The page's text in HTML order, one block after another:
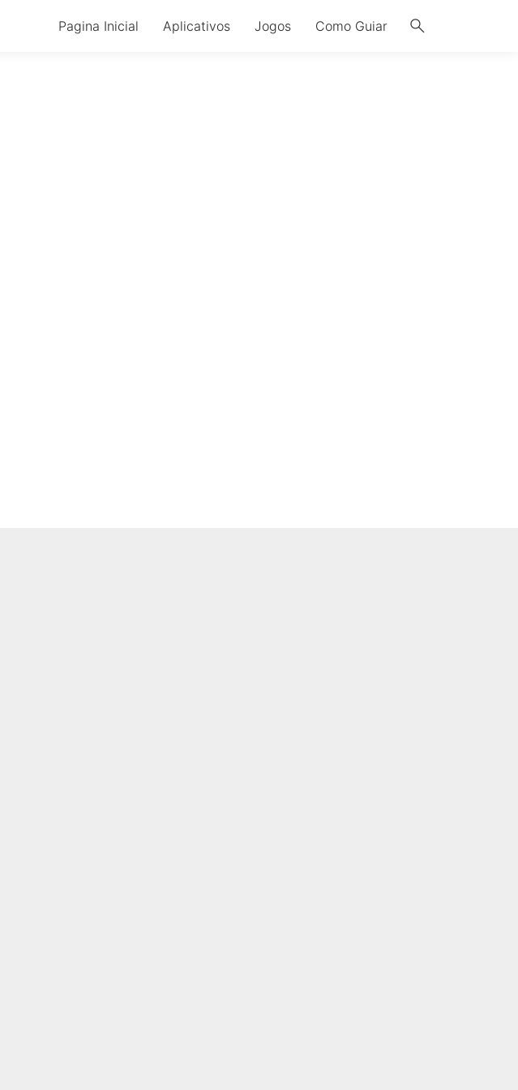
search
Pagina Inicial Aplicativos Jogos Como Guiar